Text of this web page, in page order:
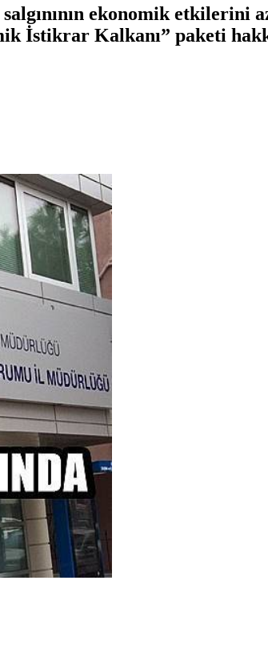
ekonomik etkilerini
İstikrar Kalkanı” paketi